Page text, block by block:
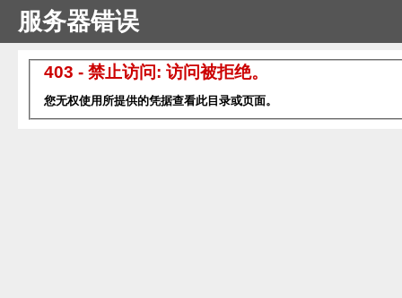
服务器错误
403 - 禁止访问: 访问被拒绝。
您无权使用所提供的凭据查看此目录或页面。